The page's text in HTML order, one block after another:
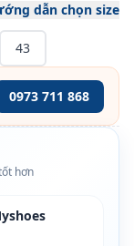
dẫn chọn size
43
0973 711 868
hơn